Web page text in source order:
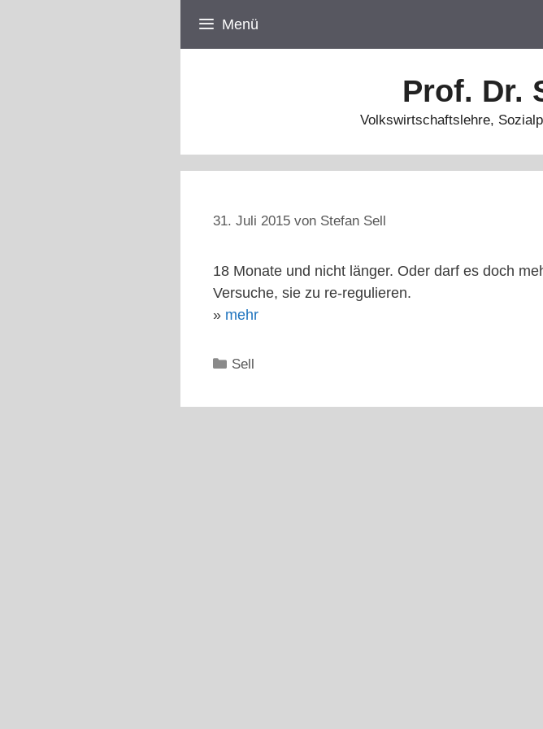
Menü
Prof. Dr.
Volkswirtschaftslehre,
31. Juli 2015 von Stefan Sell
18 Monate und nicht länger. Oder darf es doch
Versuche, sie zu re-regulieren.
» mehr
Kategorien
Sell